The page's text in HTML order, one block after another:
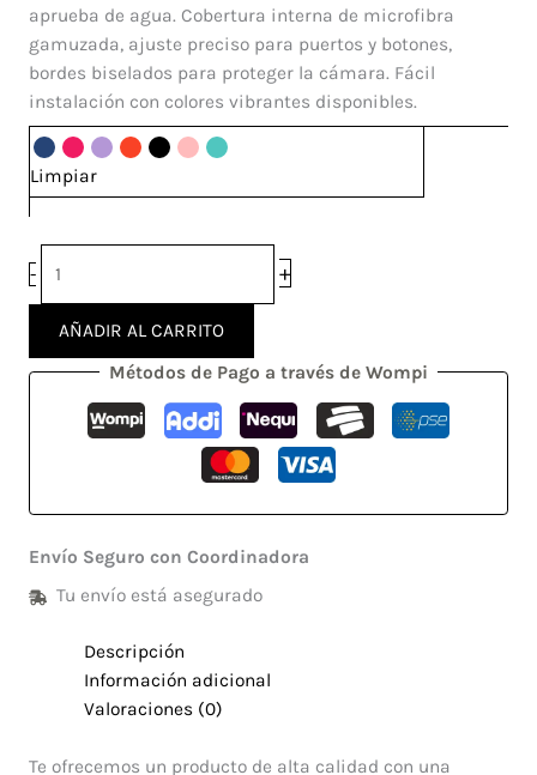
aprueba de agua. Cobertura interna de microfibra
gamuzada, ajuste preciso para puertos y botones,
bordes biselados para proteger la cámara. Fácil
instalación con colores vibrantes disponibles.
Limpiar
-
cantidad
+
AÑADIR AL CARRITO
Métodos de Pago a través de Wompi
Envío Seguro con Coordinadora
Tu envío está asegurado
Descripción
Información adicional
Valoraciones (0)
Te ofrecemos un producto de alta calidad con una